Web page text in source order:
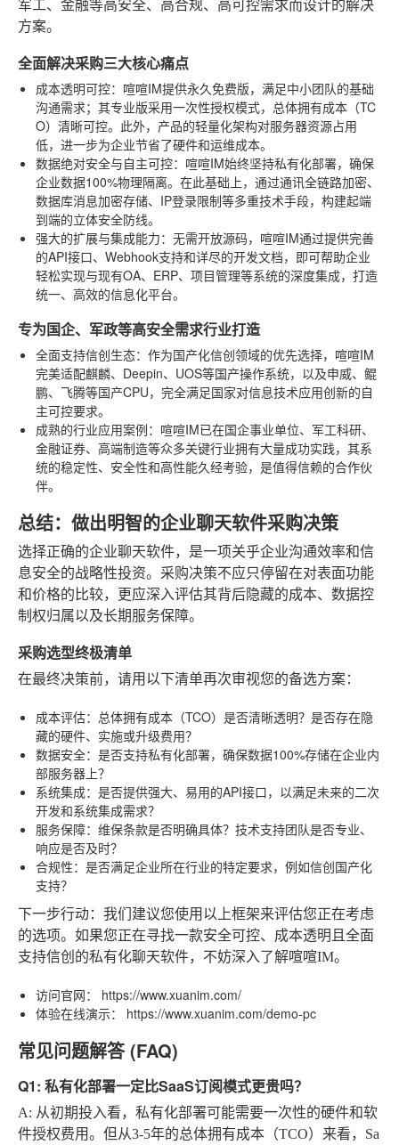
军工、金融等高安全、高合规、高可控需求而设计的解决
方案。
全面解决采购三大核心痛点
成本透明可控：喧喧IM提供永久免费版，满足中小团队的基础
沟通需求；其专业版采用一次性授权模式，总体拥有成本（TC
O）清晰可控。此外，产品的轻量化架构对服务器资源占用
低，进一步为企业节省了硬件和运维成本。
数据绝对安全与自主可控：喧喧IM始终坚持私有化部署，确保
企业数据100%物理隔离。在此基础上，通过通讯全链路加密、
数据库消息加密存储、IP登录限制等多重技术手段，构建起端
到端的立体安全防线。
强大的扩展与集成能力：无需开放源码，喧喧IM通过提供完善
的API接口、Webhook支持和详尽的开发文档，即可帮助企业
轻松实现与现有OA、ERP、项目管理等系统的深度集成，打造
统一、高效的信息化平台。
专为国企、军政等高安全需求行业打造
全面支持信创生态：作为国产化信创领域的优先选择，喧喧IM
完美适配麒麟、Deepin、UOS等国产操作系统，以及申威、鲲
鹏、飞腾等国产CPU，完全满足国家对信息技术应用创新的自
主可控要求。
成熟的行业应用案例：喧喧IM已在国企事业单位、军工科研、
金融证券、高端制造等众多关键行业拥有大量成功实践，其系
统的稳定性、安全性和高性能久经考验，是值得信赖的合作伙
伴。
总结：做出明智的企业聊天软件采购决策
选择正确的企业聊天软件，是一项关乎企业沟通效率和信
息安全的战略性投资。采购决策不应只停留在对表面功能
和价格的比较，更应深入评估其背后隐藏的成本、数据控
制权归属以及长期服务保障。
采购选型终极清单
在最终决策前，请用以下清单再次审视您的备选方案：
成本评估：总体拥有成本（TCO）是否清晰透明？是否存在隐
藏的硬件、实施或升级费用？
数据安全：是否支持私有化部署，确保数据100%存储在企业内
部服务器上？
系统集成：是否提供强大、易用的API接口，以满足未来的二次
开发和系统集成需求？
服务保障：维保条款是否明确具体？技术支持团队是否专业、
响应是否及时？
合规性：是否满足企业所在行业的特定要求，例如信创国产化
支持？
下一步行动： 我们建议您使用以上框架来评估您正在考虑
的选项。如果您正在寻找一款安全可控、成本透明且全面
支持信创的私有化聊天软件，不妨深入了解喧喧IM。
访问官网： https://www.xuanim.com/
体验在线演示： https://www.xuanim.com/demo-pc
常见问题解答 (FAQ)
Q1: 私有化部署一定比SaaS订阅模式更贵吗？
A: 从初期投入看，私有化部署可能需要一次性的硬件和软
件授权费用。但从3-5年的总体拥有成本（TCO）来看，Sa